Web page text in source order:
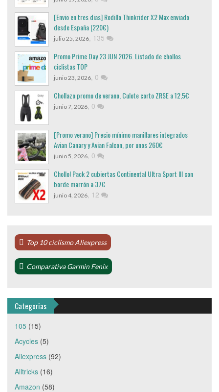
[Envio en tres dias] Rodillo Thinkrider X2 Max enviado
desde España (220€)
julio 25, 2026, 135
Promo Prime Day 23 JUN 2026. Listado de chollos
ciclistas TOP
junio 23, 2026, 0
Chollazo promo de verano, Culote corto ZRSE a 12,5€
junio 7, 2026, 0
[Promo verano] Precio mínimo manillares integrados
Avian Canary y Avian Falcon, por unos 260€
junio 5, 2026, 0
Chollo! Pack 2 cubiertas Continental Ultra Sport III con
borde marrón a 37€
junio 4, 2026, 12
Top 10 ciclismo Aliexpress
Comparativa Garmin Fenix
Categorias
105 (15)
Acycles (5)
Aliexpress (92)
Alltricks (16)
Amazon (58)